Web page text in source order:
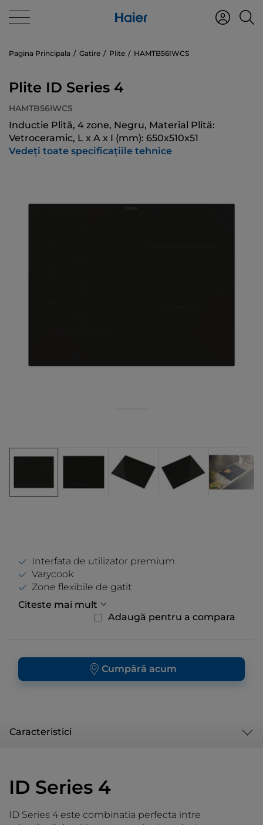
Pagina Principala Gatire Plite HAMTB56IWCS
Plite ID Series 4
HAMTB56IWCS
Inductie Plită, 4 zone, Negru, Material Plită:
Vetroceramic, L x A x I (mm): 650x510x51
Vedeți toate specificațiile tehnice
Interfata de utilizator premium
Varycook
Zone flexibile de gatit
Citeste mai mult
Adaugă pentru a compara
Cumpără acum
Caracteristici
ID Series 4
ID Series 4 este combinatia perfecta intre